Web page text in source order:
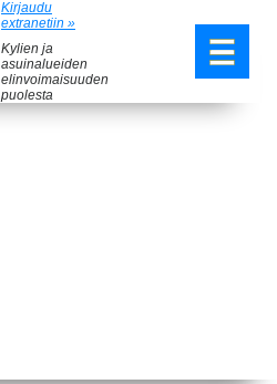
Kirjaudu
extranetiin »
Kylien ja
asuinalueiden
elinvoimaisuuden
puolesta